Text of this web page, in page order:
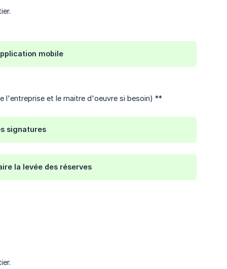
mobile
l'entreprise et le maitre d'oeuvre si besoin) **
signatures
la levée des réserves